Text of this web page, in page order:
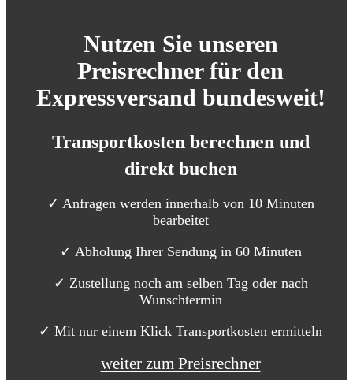
Nutzen Sie unseren
Preisrechner für den
Expressversand bundesweit!
Transportkosten berechnen und
direkt buchen
✓ Anfragen werden innerhalb von 10 Minuten
bearbeitet
✓ Abholung Ihrer Sendung in 60 Minuten
✓ Zustellung noch am selben Tag oder nach
Wunschtermin
✓ Mit nur einem Klick Transportkosten ermitteln
weiter zum Preisrechner